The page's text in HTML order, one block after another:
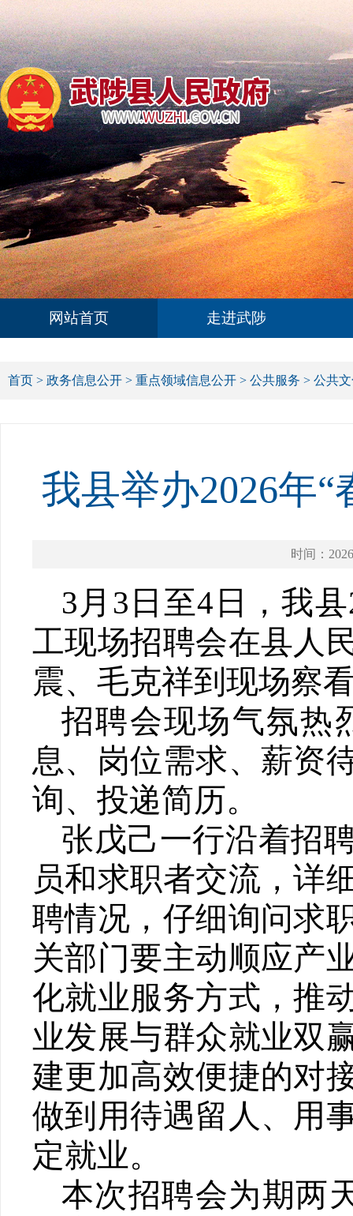
网站首页 走进武陟
首页 > 政务信息公开 > 重点领域信息公开 > 公共服务 > 公共
我县举办2026年
时间：
3月3日 至4日，我县
工现场招聘会在县人
震、毛克祥到现场察
招聘会现场气氛热
息、岗位需求、薪资
询、投递简历。
张戊己一行沿着招
员和求职者交流，详
聘情况， 仔细询问求
关部门要主动顺应产
化就业服务方式，推
业发展与群众就业双
建更加高效便捷的对
做到用待遇留人、用
定就业。
本次招聘会为期两